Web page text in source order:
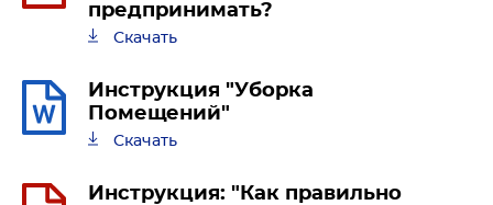
предпринимать?
Скачать
Инструкция "Уборка
Помещений"
Скачать
Инструкция: "Как правильно